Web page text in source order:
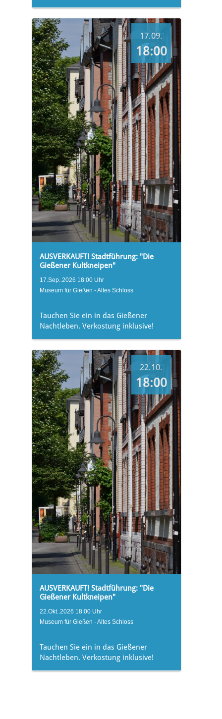
17.09.
18:00
AUSVERKAUFT! Stadtführung: "Die
Gießener Kultkneipen"
17.Sep..2026 18:00 Uhr
Museum für Gießen - Altes Schloss
Tauchen Sie ein in das Gießener
Nachtleben. Verkostung inklusive!
22.10.
18:00
AUSVERKAUFT! Stadtführung: "Die
Gießener Kultkneipen"
22.Okt..2026 18:00 Uhr
Museum für Gießen - Altes Schloss
Tauchen Sie ein in das Gießener
Nachtleben. Verkostung inklusive!